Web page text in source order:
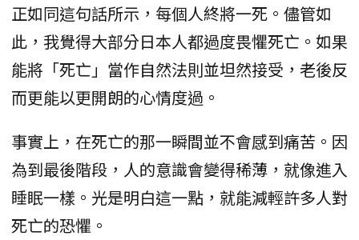
正如同這句話所示，每個人終將一死。儘管如
此，我覺得大部分日本人都過度畏懼死亡。如果
能將「死亡」當作自然法則並坦然接受，老後反
而更能以更開朗的心情度過。
事實上，在死亡的那一瞬間並不會感到痛苦。因
為到最後階段，人的意識會變得稀薄，就像進入
睡眠一樣。光是明白這一點，就能減輕許多人對
死亡的恐懼。